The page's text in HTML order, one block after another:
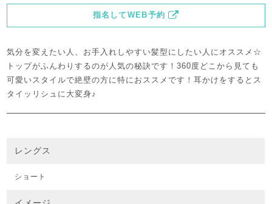
指名してWEB予約
気分を変えたい人、お手入れしやすい髪型にしたい人にオススメ☆
トップがふんわりするのが人気の秘訣です！360度どこから見ても
可愛いスタイルで絶壁の方に特におススメです！耳かけをするとス
タイッリシュに大変身♪
レングス
ショート